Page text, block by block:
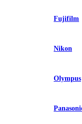
Fujifilm
Nikon
Olympus